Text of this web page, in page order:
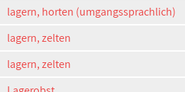
lagern, horten (umgangssprachlich)
lagern, zelten
lagern, zelten